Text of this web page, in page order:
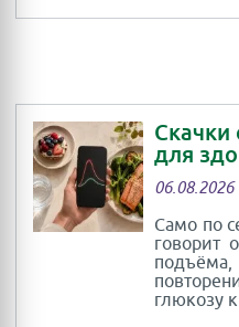
Скачки
для
06.08.2026
Само по
говорит
глюкозу